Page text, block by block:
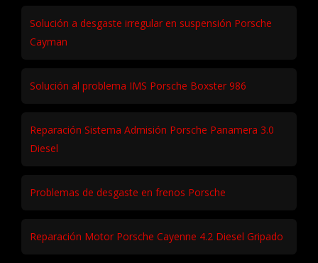
Solución a desgaste irregular en suspensión Porsche
Cayman
Solución al problema IMS Porsche Boxster 986
Reparación Sistema Admisión Porsche Panamera 3.0
Diesel
Problemas de desgaste en frenos Porsche
Reparación Motor Porsche Cayenne 4.2 Diesel Gripado